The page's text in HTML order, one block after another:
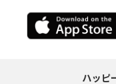
ハッピ